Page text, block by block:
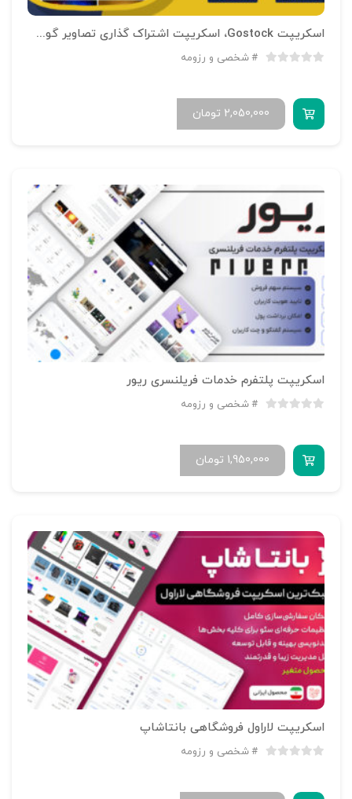
اسکریپت Gostock، اسکریپت اشتراک گذاری تصاویر گوستاک
شخصی و رزومه
تومان 2,050,000
اسکریپت پلتفرم خدمات فریلنسری ریور
شخصی و رزومه
تومان 1,950,000
اسکریپت لاراول فروشگاهی بانتاشاپ
شخصی و رزومه